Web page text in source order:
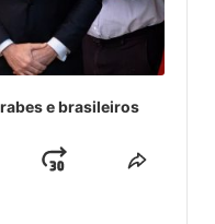
e brasileiros
JUMP